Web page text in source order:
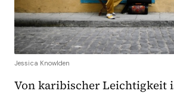
Jessica Knowlden
Von karibischer Leichtigkeit